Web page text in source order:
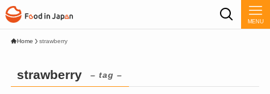
MENU
Home strawberry
strawberry – tag –